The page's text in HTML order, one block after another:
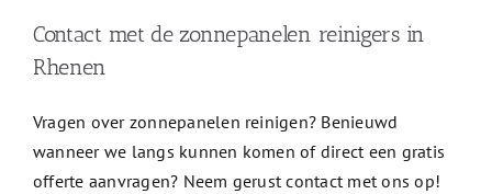
Contact met de zonnepanelen reinigers in
Rhenen
Vragen over zonnepanelen reinigen? Benieuwd
wanneer we langs kunnen komen of direct een gratis
offerte aanvragen? Neem gerust contact met ons op!